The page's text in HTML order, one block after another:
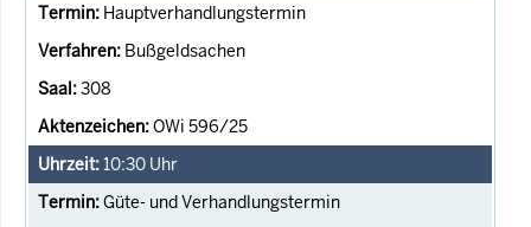
Hauptverhandlungstermin
Bußgeldsachen
308
OWi 596/25
10:30 Uhr
Güte- und Verhandlungstermin